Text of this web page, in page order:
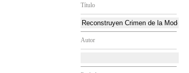
Título
Autor